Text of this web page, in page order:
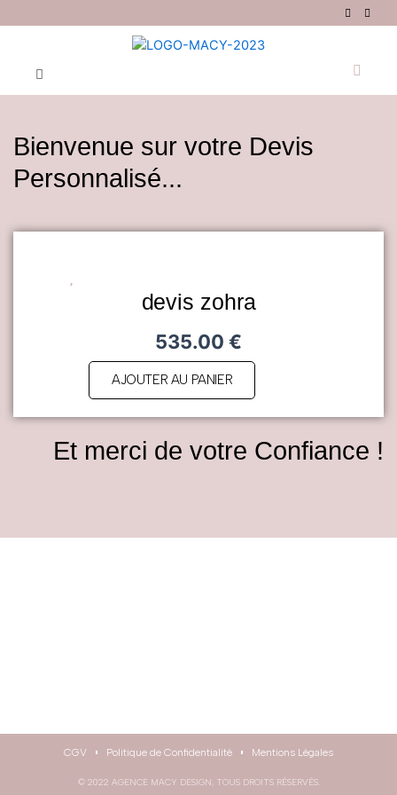
au
Menu
Bienvenue sur votre Devis
Personnalisé...
devis zohra
535.00 €
AJOUTER AU PANIER
Et merci de votre Confiance !
CGV Politique de Confidentialité Mentions Légales
© 2022 AGENCE MACY DESIGN, TOUS DROITS RÉSERVÉS.